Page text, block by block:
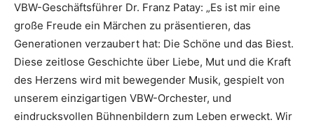
VBW-Geschäftsführer Dr. Franz Patay: „Es ist mir eine
große Freude ein Märchen zu präsentieren, das
Generationen verzaubert hat: Die Schöne und das Biest.
Diese zeitlose Geschichte über Liebe, Mut und die Kraft
des Herzens wird mit bewegender Musik, gespielt von
unserem einzigartigen VBW-Orchester, und
eindrucksvollen Bühnenbildern zum Leben erweckt. Wir